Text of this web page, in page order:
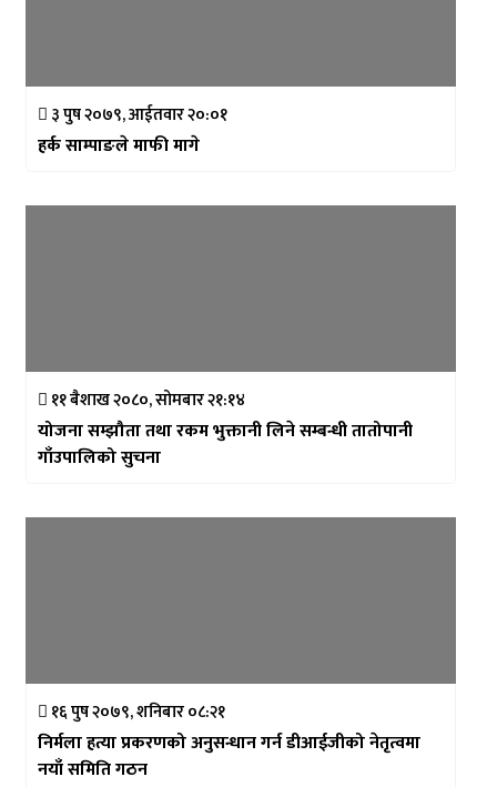
३ पुष २०७९, आईतवार २०:०१
हर्क साम्पाङले माफी मागे
११ बैशाख २०८०, सोमबार २१:१४
योजना सम्झौता तथा रकम भुक्तानी लिने सम्बन्धी तातोपानी
गाँउपालिको सुचना
१६ पुष २०७९, शनिबार ०८:२१
निर्मला हत्या प्रकरणको अनुसन्धान गर्न डीआईजीको नेतृत्वमा
नयाँ समिति गठन